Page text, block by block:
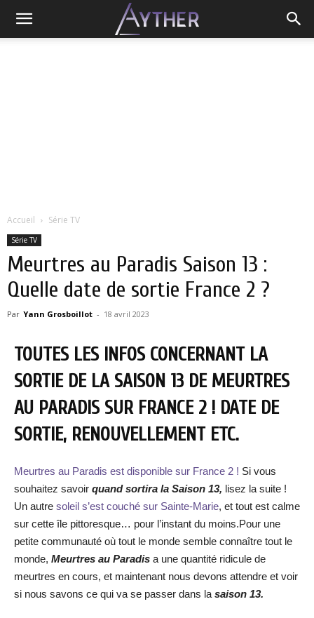
Accueil Série TV
Série TV
Meurtres au Paradis Saison 13 :
Quelle date de sortie France 2 ?
Par Yann Grosboillot - 18 avril 2023
TOUTES LES INFOS CONCERNANT LA
SORTIE DE LA SAISON 13 DE MEURTRES
AU PARADIS SUR FRANCE 2 ! DATE DE
SORTIE, RENOUVELLEMENT ETC.
Meurtres au Paradis est disponible sur France 2 ! Si vous
souhaitez savoir quand sortira la Saison 13, lisez la suite !
Un autre soleil s’est couché sur Sainte-Marie, et tout est calme
sur cette île pittoresque… pour l’instant du moins.Pour une
petite communauté où tout le monde semble connaître tout le
monde, Meurtres au Paradis a une quantité ridicule de
meurtres en cours, et maintenant nous devons attendre et voir
si nous savons ce qui va se passer dans la saison 13.